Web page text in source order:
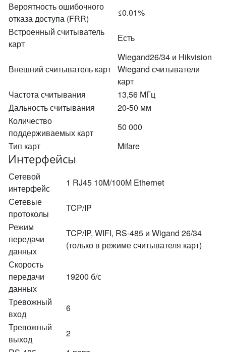
Вероятность ошибочного
отказа доступа (FRR)
≤0.01%
Встроенный считыватель
карт
Есть
Внешний считыватель карт
Wiegand26/34 и Hikvision
Wiegand считыватели
карт
Частота считывания
13,56 МГц
Дальность считывания
20-50 мм
Количество
поддерживаемых карт
50 000
Тип карт
Mifare
Интерфейсы
Сетевой
интерфейс
1 RJ45 10M/100M Ethernet
Сетевые
протоколы
TCP/IP
Режим
передачи
данных
TCP/IP, WIFI, RS-485 и Wigand 26/34
(только в режиме считывателя карт)
Скорость
передачи
данных
19200 б/с
Тревожный
вход
6
Тревожный
выход
2